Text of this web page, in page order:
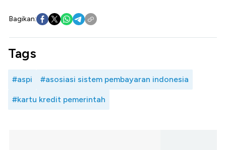
Bagikan:
Tags
#aspi #asosiasi sistem pembayaran indonesia
#kartu kredit pemerintah